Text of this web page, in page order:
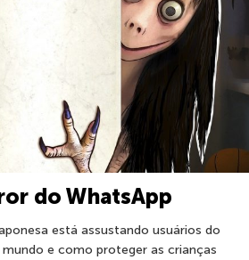
do WhatsApp
está assustando usuários do
e como proteger as crianças